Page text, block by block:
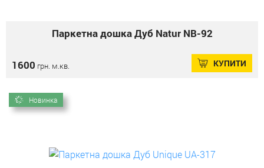
Паркетна дошка Дуб Natur NB-92
1600 грн. м.кв. КУПИТИ
Новинка